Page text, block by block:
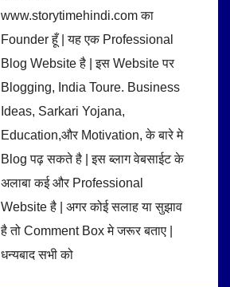
www.storytimehindi.com का
Founder हूँ | यह एक Professional
Blog Website है | इस Website पर
Blogging, India Toure. Business
Ideas, Sarkari Yojana,
Education,और Motivation, के बारे मे
Blog पढ़ सकते है | इस ब्लाग वेबसाईट के
अलाबा कई और Professional
Website है | अगर कोई सलाह या सुझाव
है तो Comment Box मे जरूर बताए |
धन्यबाद सभी को